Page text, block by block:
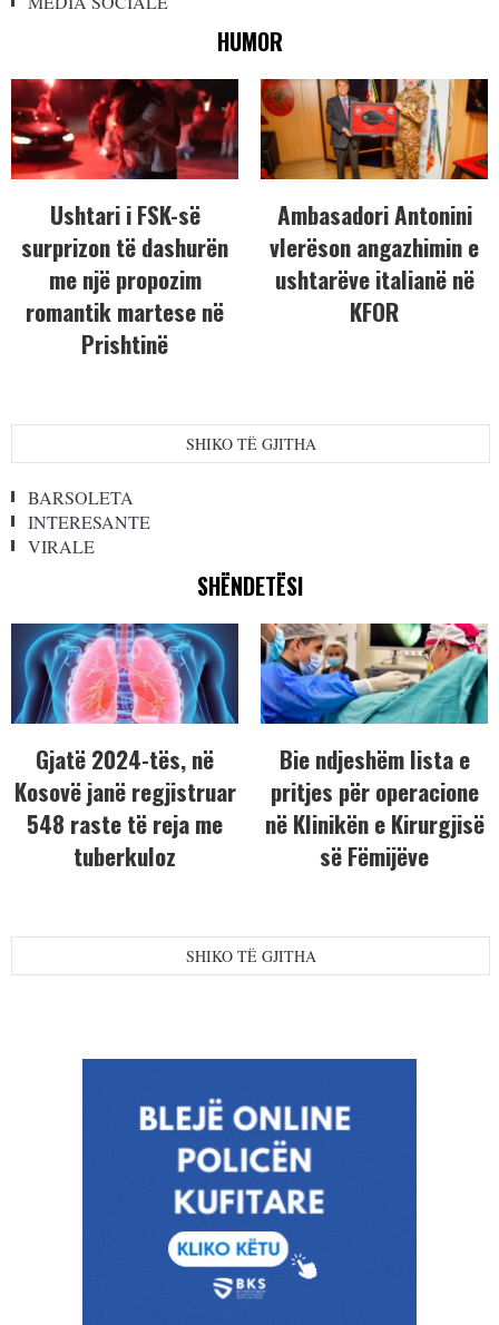
HUMOR
Ushtari i FSK-së
surprizon të dashurën
me një propozim
romantik martese në
Prishtinë
Ambasadori Antonini
vlerëson angazhimin e
ushtarëve italianë në
KFOR
SHIKO TË GJITHA
BARSOLETA
INTERESANTE
VIRALE
SHËNDETËSI
Gjatë 2024-tës, në
Kosovë janë regjistruar
548 raste të reja me
tuberkuloz
Bie ndjeshëm lista e
pritjes për operacione
në Klinikën e Kirurgjisë
së Fëmijëve
SHIKO TË GJITHA